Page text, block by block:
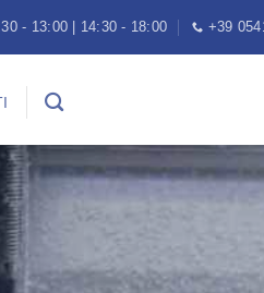
- 13:00 | 14:30 - 18:00 +39